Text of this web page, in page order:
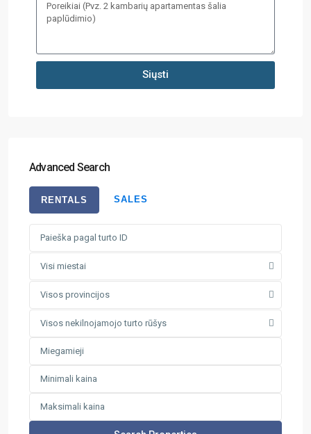
Siųsti
Advanced Search
RENTALS SALES
Visi miestai
Visos provincijos
Visos nekilnojamojo turto rūšys